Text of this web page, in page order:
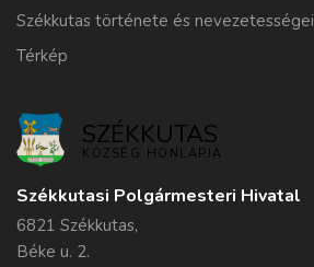
Székkutas története és nevezetességei
Térkép
SZÉKKUTAS
KÖZSÉG HONLAPJA
Székkutasi Polgármesteri Hivatal
6821 Székkutas,
Béke u. 2.